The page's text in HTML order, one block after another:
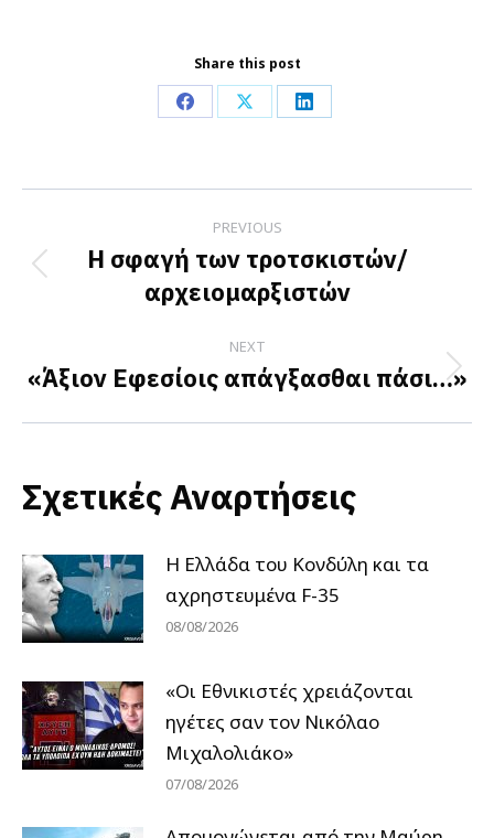
Share this post
Share
Facebook
Share
X
Share
LinkedIn
navigation
PREVIOUS
Previous
post:
Η σφαγή των τροτσκιστών/
αρχειομαρξιστών
NEXT
Next
«Άξιον Εφεσίοις απάγξασθαι πάσι…»
Σχετικές Αναρτήσεις
Η Ελλάδα του Κονδύλη και τα
αχρηστευμένα F-35
08/08/2026
«Οι Εθνικιστές χρειάζονται
ηγέτες σαν τον Νικόλαο
Μιχαλολιάκο»
07/08/2026